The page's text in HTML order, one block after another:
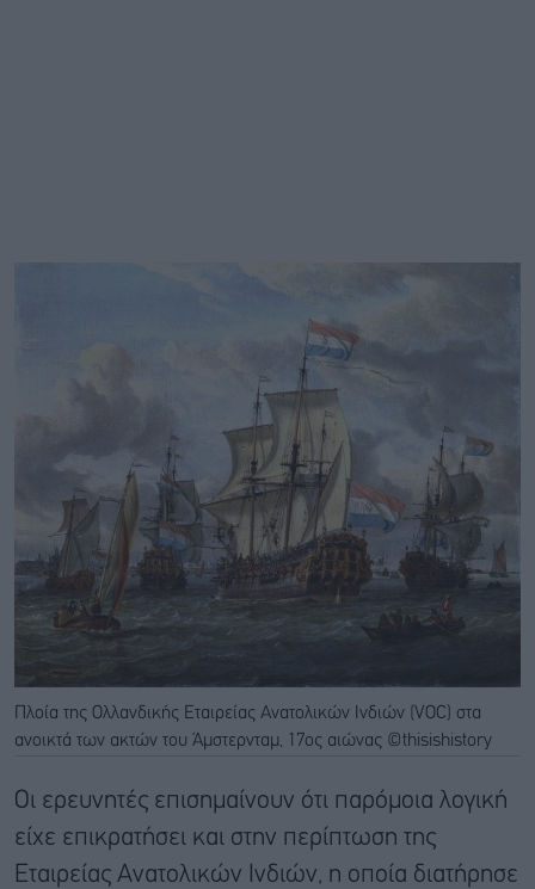
Πλοία της Ολλανδικής Εταιρείας Ανατολικών Ινδιών (VOC) στα
ανοικτά των ακτών του Άμστερνταμ, 17ος αιώνας ©thisishistory
Οι ερευνητές επισημαίνουν ότι παρόμοια λογική
είχε επικρατήσει και στην περίπτωση της
Εταιρείας Ανατολικών Ινδιών, η οποία διατήρησε